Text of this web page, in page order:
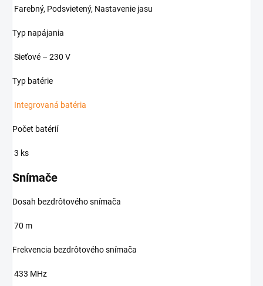
Farebný, Podsvietený, Nastavenie jasu
Typ napájania
Sieťové – 230 V
Typ batérie
Integrovaná batéria
Počet batérií
3 ks
Snímače
Dosah bezdrôtového snímača
70 m
Frekvencia bezdrôtového snímača
433 MHz